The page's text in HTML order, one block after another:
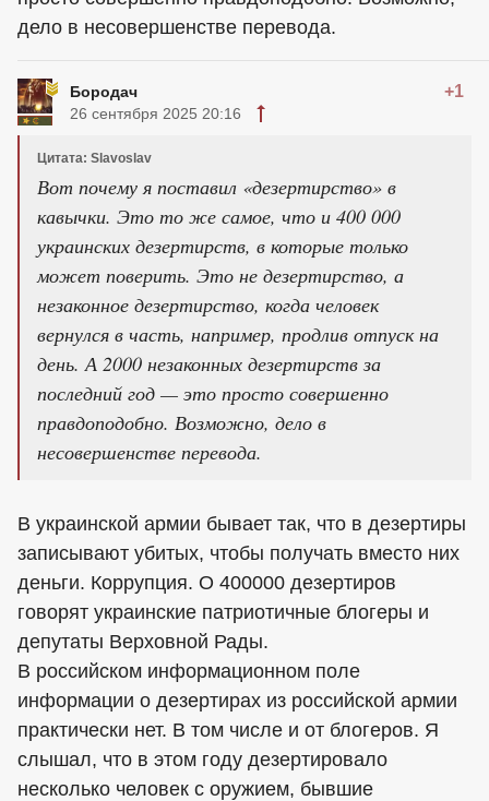
дело в несовершенстве перевода.
Бородач +1
26 сентября 2025 20:16
Цитата: Slavoslav
Вот почему я поставил «дезертирство» в
кавычки. Это то же самое, что и 400 000
украинских дезертирств, в которые только
может поверить. Это не дезертирство, а
незаконное дезертирство, когда человек
вернулся в часть, например, продлив отпуск на
день. А 2000 незаконных дезертирств за
последний год — это просто совершенно
правдоподобно. Возможно, дело в
несовершенстве перевода.
В украинской армии бывает так, что в дезертиры
записывают убитых, чтобы получать вместо них
деньги. Коррупция. О 400000 дезертиров
говорят украинские патриотичные блогеры и
депутаты Верховной Рады.
В российском информационном поле
информации о дезертирах из российской армии
практически нет. В том числе и от блогеров. Я
слышал, что в этом году дезертировало
несколько человек с оружием, бывшие